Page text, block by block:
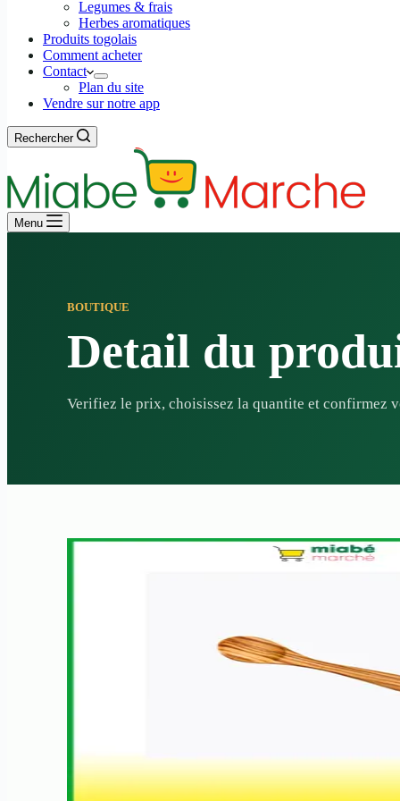
Legumes & frais
Herbes aromatiques
Produits togolais
Comment acheter
Contact
Plan du site
Vendre sur notre app
Rechercher
Menu
BOUTIQUE
Detail du
Verifiez le prix, choisissez la quantite et confirmez